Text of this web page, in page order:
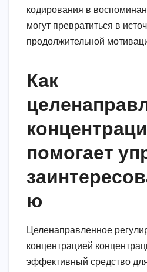
кодирования в
могут превратиться в
продолжительной
Как
помогает
ю
Целенаправленное
концентрацией
эффективный средство